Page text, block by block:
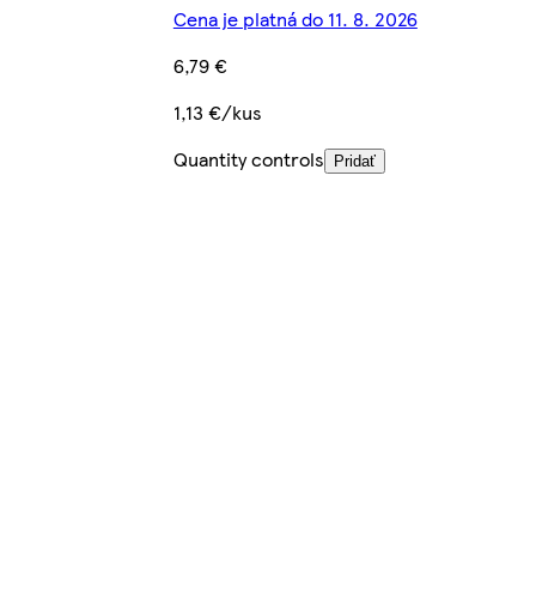
Cena je platná do 11. 8. 2026
6,79 €
1,13 €/kus
Quantity controls
Pridať